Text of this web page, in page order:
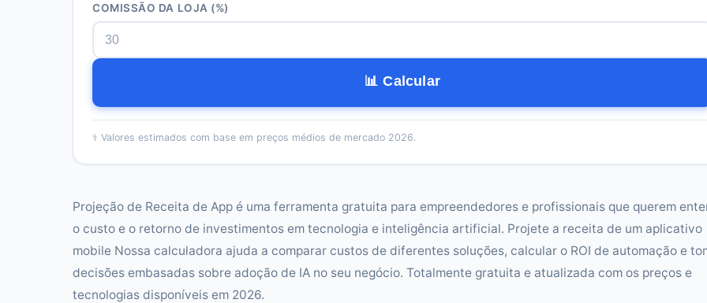
COMISSÃO DA LOJA (%)
📊 Calcular
⚕️ Valores estimados com base em preços médios de mercado 2026.
Projeção de Receita de App é uma ferramenta gratuita para empreendedores e profissionais que querem
o custo e o retorno de investimentos em tecnologia e inteligência artificial. Projete a receita de um aplicativo
mobile Nossa calculadora ajuda a comparar custos de diferentes soluções, calcular o ROI de automação e
decisões embasadas sobre adoção de IA no seu negócio. Totalmente gratuita e atualizada com os preços e
tecnologias disponíveis em 2026.